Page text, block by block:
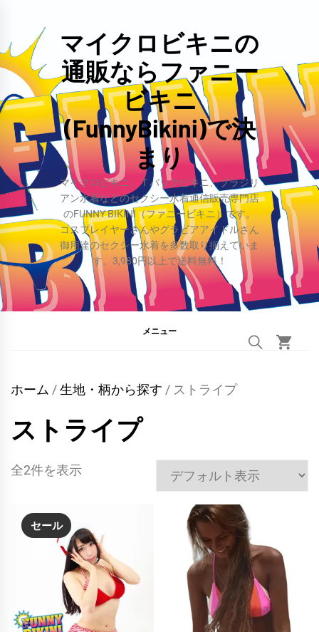
テ
ン
ツ
へ
ッ
プ
マイクロビキニの
通販ならファニー
ビキニ
(FunnyBikini)で決
まり
マイクロビキニ、Ｔバックビキニ、ブラジリ
アン水着などのセクシー水着通信販売専門店
のFUNNY BIKINI（ファニービキニ）です。
コスプレイヤーさんやグラビアアイドルさん
御用達のセクシー水着を多数取り揃えていま
す。3,980円以上で送料無料！
メニュー
ホーム /生地・柄から探す / ストライプ
ストライプ
全2件を表示
セール